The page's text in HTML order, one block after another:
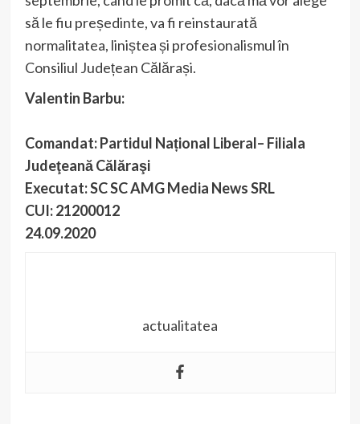
să le fiu președinte, va fi reinstaurată
normalitatea, liniștea și profesionalismul în
Consiliul Județean Călărași.
Valentin Barbu:
Comandat: Partidul Național Liberal– Filiala
Judeţeană Călăraşi
Executat: SC SC AMG Media News SRL
CUI: 21200012
24.09.2020
actualitatea